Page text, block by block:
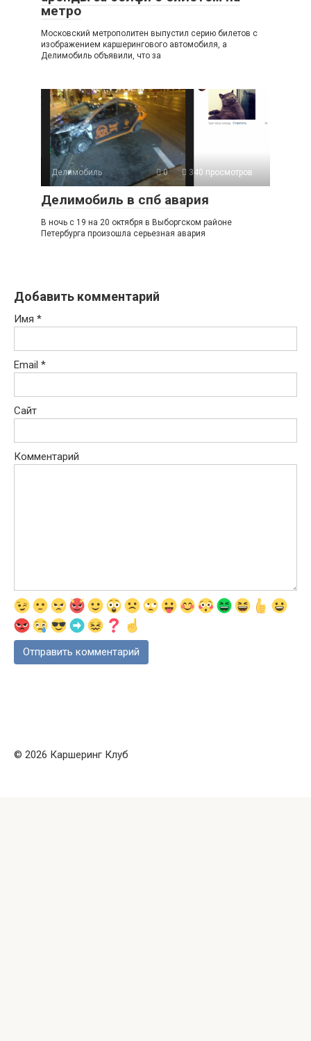
метро
Московский метрополитен выпустил серию билетов с
изображением каршерингового автомобиля, а
Делимобиль объявили, что за
Делимобиль 0 340 просмотров
Делимобиль в спб авария
В ночь с 19 на 20 октября в Выборгском районе
Петербурга произошла серьезная авария
Добавить комментарий
Имя *
Email *
Сайт
Комментарий
© 2026 Каршеринг Клуб